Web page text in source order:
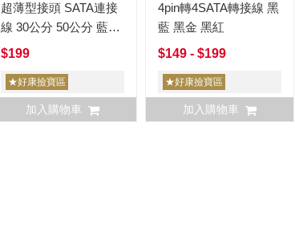
超薄型接頭 SATA連接
線 30公分 50公分 藍色
黑色
$199
★好康撿寶區
加入購物車
4pin轉4SATA轉接線 黑
藍 黑金 黑紅
$149 - $199
★好康撿寶區
加入購物車